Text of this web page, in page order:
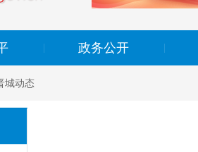
政务公开
城动态